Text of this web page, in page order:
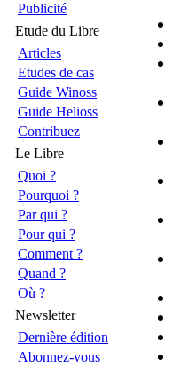
Publicité
Etude du Libre
Articles
Etudes de cas
Guide Winoss
Guide Helioss
Contribuez
Le Libre
Quoi ?
Pourquoi ?
Par qui ?
Pour qui ?
Comment ?
Quand ?
Où ?
Newsletter
Dernière édition
Abonnez-vous